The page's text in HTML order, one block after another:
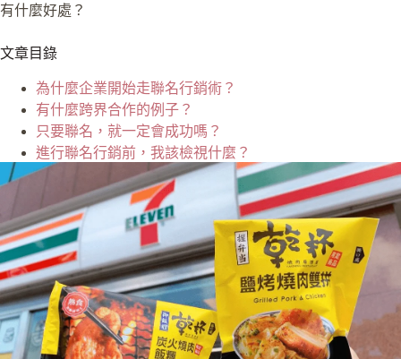
有什麼好處？
文章目錄
為什麼企業開始走聯名行銷術？
有什麼跨界合作的例子？
只要聯名，就一定會成功嗎？
進行聯名行銷前，我該檢視什麼？